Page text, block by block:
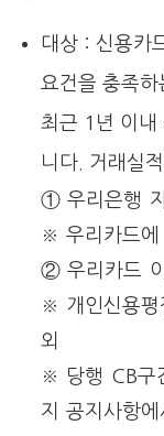
대상 : 신용카
요건을 충족하
최근 1년 이내
니다. 거래실
① 우리은행
※ 우리카드에
② 우리카드
※ 개인신용평
외
※ 당행 CB구
지 공지사항